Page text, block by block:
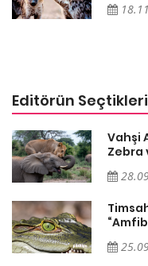
Editörün Seçtikleri
Vahşi
Zebra